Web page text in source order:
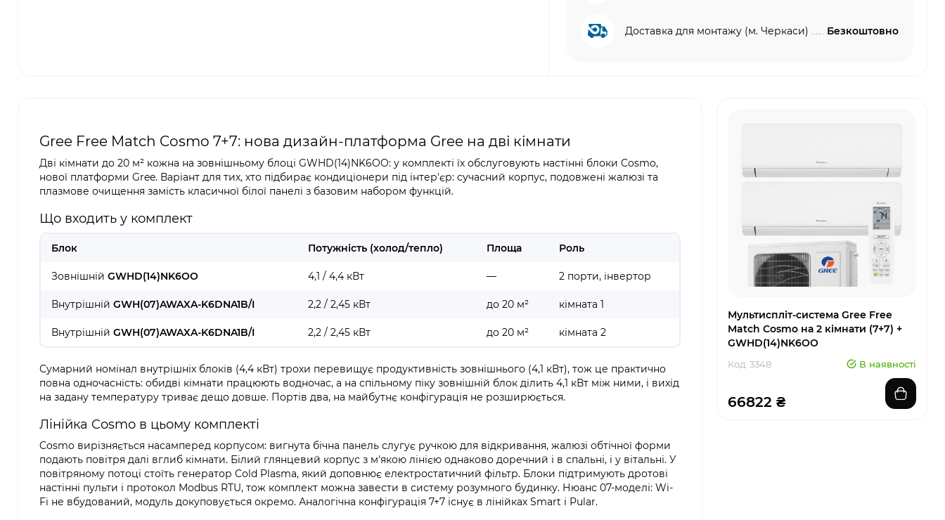
Доставка для монтажу (м. Черкаси) Безкоштовно
Gree Free Match Cosmo 7+7: нова дизайн-платформа Gree на дві кімнати
Дві кімнати до 20 м² кожна на зовнішньому блоці GWHD(14)NK6OO: у комплекті їх обслуговують настінні блоки Cosmo,
нової платформи Gree. Варіант для тих, хто підбирає кондиціонери під інтер'єр: сучасний корпус, подовжені жалюзі та
плазмове очищення замість класичної білої панелі з базовим набором функцій.
Що входить у комплект
Блок Потужність (холод/тепло) Площа Роль
Зовнішній GWHD(14)NK6OO 4,1 / 4,4 кВт — 2 порти, інвертор
Внутрішній GWH(07)AWAXA-K6DNA1B/I 2,2 / 2,45 кВт до 20 м² кімната 1
Внутрішній GWH(07)AWAXA-K6DNA1B/I 2,2 / 2,45 кВт до 20 м² кімната 2
Сумарний номінал внутрішніх блоків (4,4 кВт) трохи перевищує продуктивність зовнішнього (4,1 кВт), тож це практично
повна одночасність: обидві кімнати працюють водночас, а на спільному піку зовнішній блок ділить 4,1 кВт між ними, і вихід
на задану температуру триває дещо довше. Портів два, на майбутнє конфігурація не розширюється.
Лінійка Cosmo в цьому комплекті
Cosmo вирізняється насамперед корпусом: вигнута бічна панель слугує ручкою для відкривання, жалюзі обтічної форми
подають повітря далі вглиб кімнати. Білий глянцевий корпус з м'якою лінією однаково доречний і в спальні, і у вітальні. У
повітряному потоці стоїть генератор Cold Plasma, який доповнює електростатичний фільтр. Блоки підтримують дротові
настінні пульти і протокол Modbus RTU, тож комплект можна завести в систему розумного будинку. Нюанс 07-моделі: Wi-
Fi не вбудований, модуль докуповується окремо. Аналогічна конфігурація 7+7 існує в лінійках Smart і Pular.
Мультиспліт-система Gree Free
Match Cosmo на 2 кімнати (7+7) +
GWHD(14)NK6OO
Код: 3348 В наявності
66822 ₴